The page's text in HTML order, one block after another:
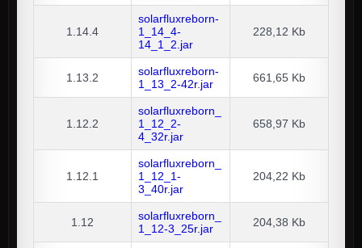
1.14.4
solarfluxreborn-
1_14_4-
14_1_2.jar
228,12 Kb
1.13.2
solarfluxreborn-
1_13_2-42r.jar
661,65 Kb
1.12.2
solarfluxreborn_
1_12_2-
4_32r.jar
658,97 Kb
1.12.1
solarfluxreborn_
1_12_1-
3_40r.jar
204,22 Kb
1.12
solarfluxreborn_
1_12-3_25r.jar
204,38 Kb